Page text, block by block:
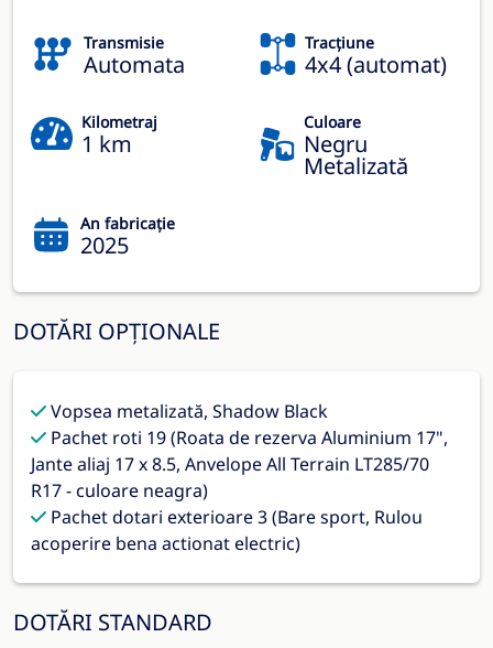
Transmisie
Automata
Tracțiune
4x4 (automat)
Kilometraj
1 km
Culoare
Negru
Metalizată
An fabricație
2025
DOTĂRI OPȚIONALE
Vopsea metalizată, Shadow Black
Pachet roti 19 (Roata de rezerva Aluminium 17",
Jante aliaj 17 x 8.5, Anvelope All Terrain LT285/70
R17 - culoare neagra)
Pachet dotari exterioare 3 (Bare sport, Rulou
acoperire bena actionat electric)
DOTĂRI STANDARD